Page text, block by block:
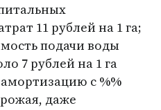
11 рублей на 1 га;
подачи воды
7 рублей на 1 га
с %%
даже